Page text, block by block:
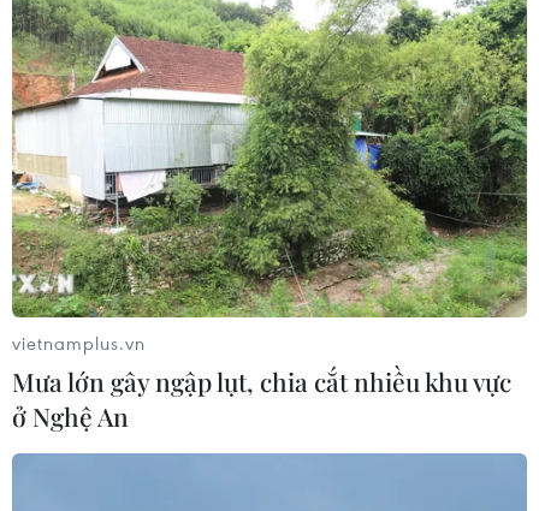
vĩnh cửu
06/08/2026 12:35
Trung Quốc vận hành giàn phát điện
gió nổi đầu tiên chịu được bão cấp 17
06/08/2026 11:20
Hàn Quốc xác nhận Triều Tiên
phóng ít nhất 1 tên lửa đạn đạo tầm
06/08/2026 09:41
vietnamplus.vn
Mưa lớn gây ngập lụt, chia cắt nhiều khu vực
ở Nghệ An